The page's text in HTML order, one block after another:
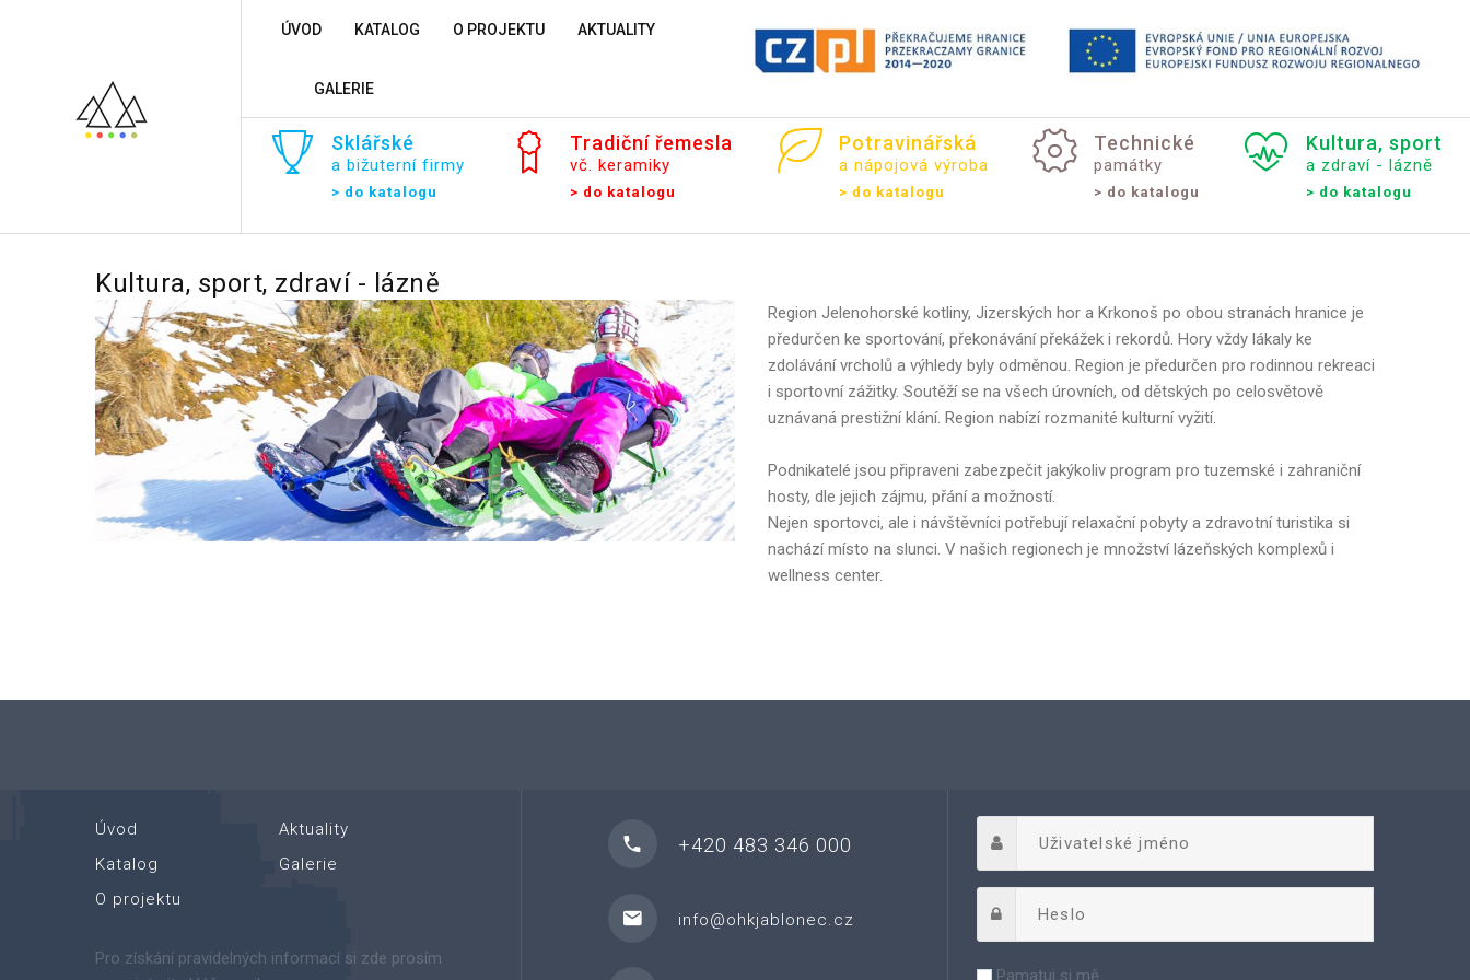
ÚVOD KATALOG O PROJEKTU AKTUALITY
GALERIE
Sklářské
a bižuterní firmy
> do katalogu
Tradiční řemesla
vč. keramiky
> do katalogu
Potravinářská
a nápojová výroba
> do katalogu
Technické
památky
> do katalogu
Kultura, sport
a zdraví - lázně
> do katalogu
Kultura, sport, zdraví - lázně
Region Jelenohorské kotliny, Jizerských hor a Krkonoš po obou stranách hranice je
předurčen ke sportování, překonávání překážek i rekordů. Hory vždy lákaly ke
zdolávání vrcholů a výhledy byly odměnou. Region je předurčen pro rodinnou rekreaci
i sportovní zážitky. Soutěží se na všech úrovních, od dětských po celosvětově
uznávaná prestižní klání. Region nabízí rozmanité kulturní vyžití.
Podnikatelé jsou připraveni zabezpečit jakýkoliv program pro tuzemské i zahraniční
hosty, dle jejich zájmu, přání a možností.
Nejen sportovci, ale i návštěvníci potřebují relaxační pobyty a zdravotní turistika si
nachází místo na slunci. V našich regionech je množství lázeňských komplexů i
wellness center.
Úvod
Katalog
O projektu
Aktuality
Galerie
Pro získání pravidelných informací si zde prosím
+420 483 346 000
info@ohkjablonec.cz
Pamatuj si mě